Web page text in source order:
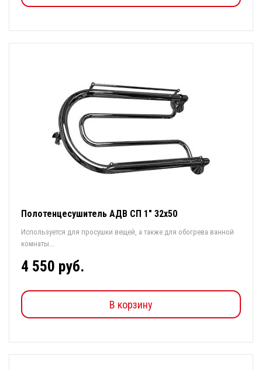
Полотенцесушитель АДВ СП 1" 32х50
Используется для просушки вещей, а также для обогрева ванной
комнаты...
4 550 руб.
В корзину